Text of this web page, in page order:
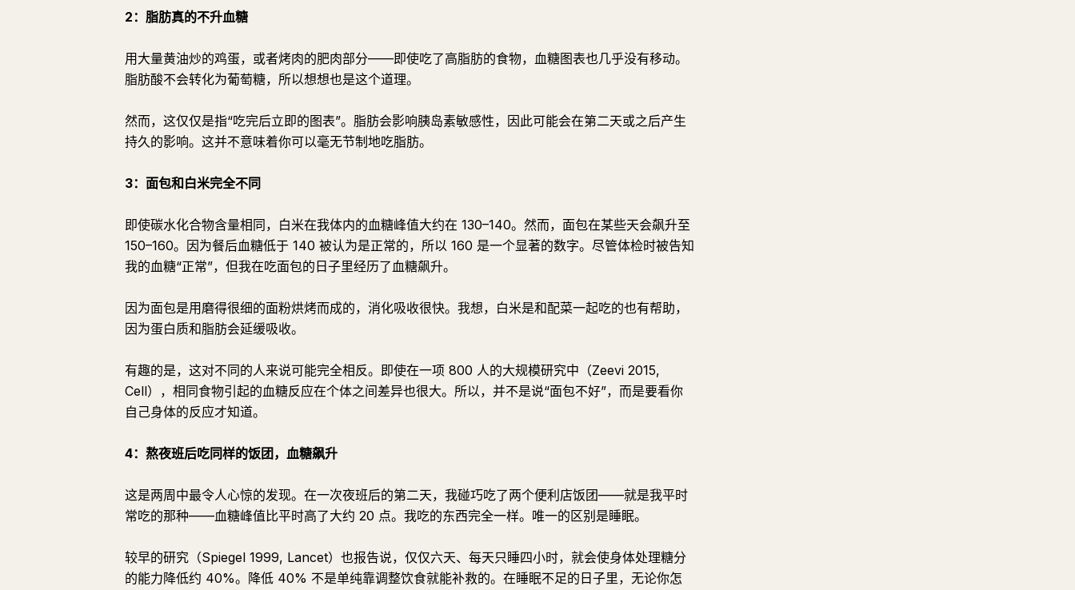
2：脂肪真的不升血糖
用大量黄油炒的鸡蛋，或者烤肉的肥肉部分——即使吃了高脂肪的食物，血糖图表也几乎没有移动。
脂肪酸不会转化为葡萄糖，所以想想也是这个道理。
然而，这仅仅是指“吃完后立即的图表”。脂肪会影响胰岛素敏感性，因此可能会在第二天或之后产生
持久的影响。这并不意味着你可以毫无节制地吃脂肪。
3：面包和白米完全不同
即使碳水化合物含量相同，白米在我体内的血糖峰值大约在 130–140。然而，面包在某些天会飙升至
150–160。因为餐后血糖低于 140 被认为是正常的，所以 160 是一个显著的数字。尽管体检时被告知
我的血糖“正常”，但我在吃面包的日子里经历了血糖飙升。
因为面包是用磨得很细的面粉烘烤而成的，消化吸收很快。我想，白米是和配菜一起吃的也有帮助，
因为蛋白质和脂肪会延缓吸收。
有趣的是，这对不同的人来说可能完全相反。即使在一项 800 人的大规模研究中（Zeevi 2015,
Cell），相同食物引起的血糖反应在个体之间差异也很大。所以，并不是说“面包不好”，而是要看你
自己身体的反应才知道。
4：熬夜班后吃同样的饭团，血糖飙升
这是两周中最令人心惊的发现。在一次夜班后的第二天，我碰巧吃了两个便利店饭团——就是我平时
常吃的那种——血糖峰值比平时高了大约 20 点。我吃的东西完全一样。唯一的区别是睡眠。
较早的研究（Spiegel 1999, Lancet）也报告说，仅仅六天、每天只睡四小时，就会使身体处理糖分
的能力降低约 40%。降低 40% 不是单纯靠调整饮食就能补救的。在睡眠不足的日子里，无论你怎